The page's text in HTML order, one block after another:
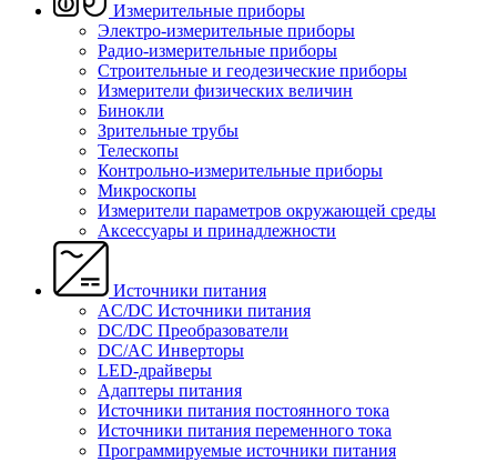
Измерительные приборы
Электро-измерительные приборы
Радио-измерительные приборы
Строительные и геодезические приборы
Измерители физических величин
Бинокли
Зрительные трубы
Телескопы
Контрольно-измерительные приборы
Микроскопы
Измерители параметров окружающей среды
Аксессуары и принадлежности
Источники питания
AC/DC Источники питания
DC/DC Преобразователи
DC/AC Инверторы
LED-драйверы
Адаптеры питания
Источники питания постоянного тока
Источники питания переменного тока
Программируемые источники питания